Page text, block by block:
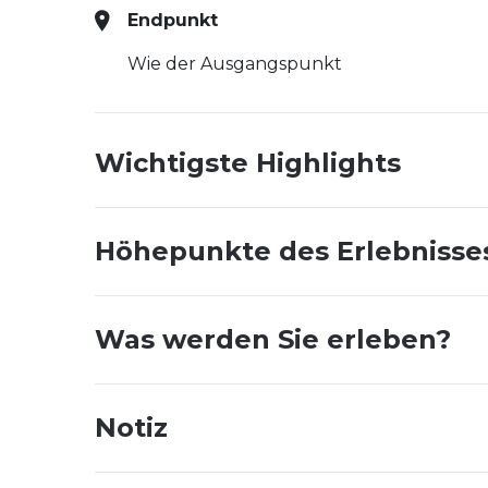
Endpunkt
Wie der Ausgangspunkt
Wichtigste Highlights
Höhepunkte des
Was werden Sie erleben?
Notiz